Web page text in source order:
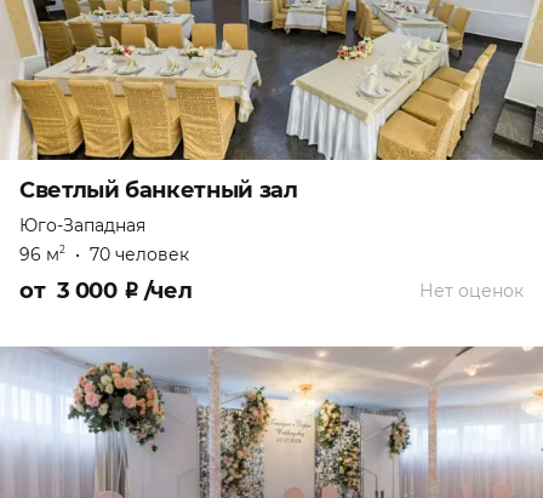
Светлый банкетный зал
Юго-Западная
96 м2 • 70 человек
Нет оценок
от 3 000 ₽ /чел